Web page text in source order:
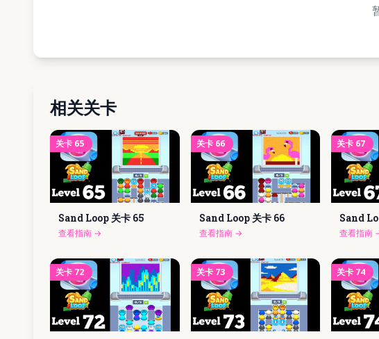
相关关卡
关卡 65
Sand Loop 关卡 65
查看指南 →
关卡 66
Sand Loop 关卡 66
查看指南→
关卡 67
Sand
查看指南
关卡 72 关卡 73 关卡 74